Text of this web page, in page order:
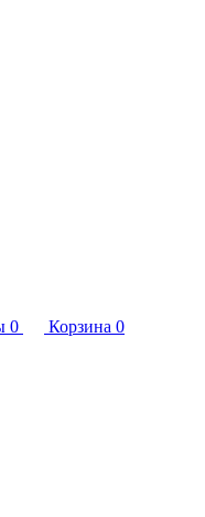
0 Корзина 0